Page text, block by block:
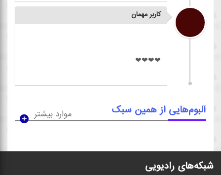
کاربر مهمان
آلبوم‌هایی از همین سبک موارد بیشتر
شبکه‌های رادیویی